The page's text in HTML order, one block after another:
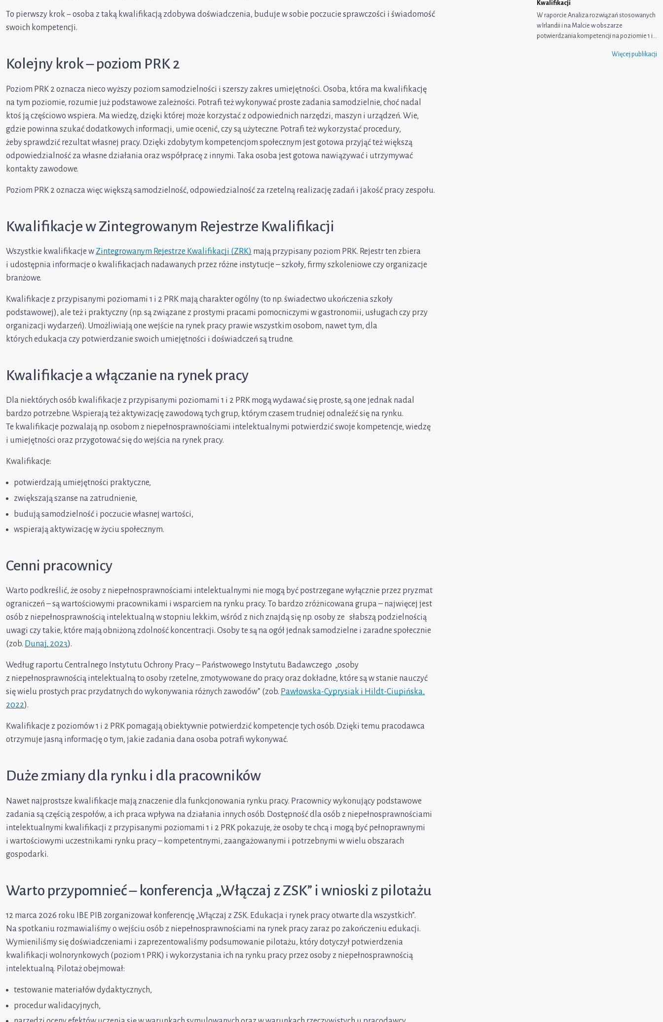
To pierwszy krok − osoba z taką kwalifikacją zdobywa doświadczenia, buduje w sobie poczucie sprawczości i świadomość
swoich kompetencji.
Kolejny krok – poziom PRK 2
Poziom PRK 2 oznacza nieco wyższy poziom samodzielności i szerszy zakres umiejętności. Osoba, która ma kwalifikację
na tym poziomie, rozumie już podstawowe zależności. Potrafi też wykonywać proste zadania samodzielnie, choć nadal
ktoś ją częściowo wspiera. Ma wiedzę, dzięki której może korzystać z odpowiednich narzędzi, maszyn i urządzeń. Wie,
gdzie powinna szukać dodatkowych informacji, umie ocenić, czy są użyteczne. Potrafi też wykorzystać procedury,
żeby sprawdzić rezultat własnej pracy. Dzięki zdobytym kompetencjom społecznym jest gotowa przyjąć też większą
odpowiedzialność za własne działania oraz współpracę z innymi. Taka osoba jest gotowa nawiązywać i utrzymywać
kontakty zawodowe.
Poziom PRK 2 oznacza więc większą samodzielność, odpowiedzialność za rzetelną realizację zadań i jakość pracy zespołu.
Kwalifikacje w Zintegrowanym Rejestrze Kwalifikacji
Wszystkie kwalifikacje w Zintegrowanym Rejestrze Kwalifikacji (ZRK) mają przypisany poziom PRK. Rejestr ten zbiera
i udostępnia informacje o kwalifikacjach nadawanych przez różne instytucje – szkoły, firmy szkoleniowe czy organizacje
branżowe.
Kwalifikacje z przypisanymi poziomami 1 i 2 PRK mają charakter ogólny (to np. świadectwo ukończenia szkoły
podstawowej), ale też i praktyczny (np. są związane z prostymi pracami pomocniczymi w gastronomii, usługach czy przy
organizacji wydarzeń). Umożliwiają one wejście na rynek pracy prawie wszystkim osobom, nawet tym, dla
których edukacja czy potwierdzanie swoich umiejętności i doświadczeń są trudne.
Kwalifikacje a włączanie na rynek pracy
Dla niektórych osób kwalifikacje z przypisanymi poziomami 1 i 2 PRK mogą wydawać się proste, są one jednak nadal
bardzo potrzebne. Wspierają też aktywizację zawodową tych grup, którym czasem trudniej odnaleźć się na rynku.
Te kwalifikacje pozwalają np. osobom z niepełnosprawnościami intelektualnymi potwierdzić swoje kompetencje, wiedzę
i umiejętności oraz przygotować się do wejścia na rynek pracy.
Kwalifikacje:
potwierdzają umiejętności praktyczne,
zwiększają szanse na zatrudnienie,
budują samodzielność i poczucie własnej wartości,
wspierają aktywizację w życiu społecznym.
Cenni pracownicy
Warto podkreślić, że osoby z niepełnosprawnościami intelektualnymi nie mogą być postrzegane wyłącznie przez pryzmat
ograniczeń – są wartościowymi pracownikami i wsparciem na rynku pracy. To bardzo zróżnicowana grupa – najwięcej jest
osób z niepełnosprawnością intelektualną w stopniu lekkim, wśród z nich znajdą się np. osoby ze słabszą podzielnością
uwagi czy takie, które mają obniżoną zdolność koncentracji. Osoby te są na ogół jednak samodzielne i zaradne społecznie
(zob. Dunaj, 2023).
Według raportu Centralnego Instytutu Ochrony Pracy – Państwowego Instytutu Badawczego „osoby
z niepełnosprawnością intelektualną to osoby rzetelne, zmotywowane do pracy oraz dokładne, które są w stanie nauczyć
się wielu prostych prac przydatnych do wykonywania różnych zawodów” (zob. Pawłowska-Cyprysiak i Hildt-Ciupińska,
2022).
Kwalifikacje z poziomów 1 i 2 PRK pomagają obiektywnie potwierdzić kompetencje tych osób. Dzięki temu pracodawca
otrzymuje jasną informację o tym, jakie zadania dana osoba potrafi wykonywać.
Duże zmiany dla rynku i dla pracowników
Nawet najprostsze kwalifikacje mają znaczenie dla funkcjonowania rynku pracy. Pracownicy wykonujący podstawowe
zadania są częścią zespołów, a ich praca wpływa na działania innych osób. Dostępność dla osób z niepełnosprawnościami
intelektualnymi kwalifikacji z przypisanymi poziomami 1 i 2 PRK pokazuje, że osoby te chcą i mogą być pełnoprawnymi
i wartościowymi uczestnikami rynku pracy – kompetentnymi, zaangażowanymi i potrzebnymi w wielu obszarach
gospodarki.
Warto przypomnieć – konferencja „Włączaj z ZSK” i wnioski z pilotażu
12 marca 2026 roku IBE PIB zorganizował konferencję „Włączaj z ZSK. Edukacja i rynek pracy otwarte dla wszystkich”.
Na spotkaniu rozmawialiśmy o wejściu osób z niepełnosprawnościami na rynek pracy zaraz po zakończeniu edukacji.
Wymieniliśmy się doświadczeniami i zaprezentowaliśmy podsumowanie pilotażu, który dotyczył potwierdzenia
kwalifikacji wolnorynkowych (poziom 1 PRK) i wykorzystania ich na rynku pracy przez osoby z niepełnosprawnością
intelektualną. Pilotaż obejmował:
testowanie materiałów dydaktycznych,
procedur walidacyjnych,
Kwalifikacji
W raporcie Analiza rozwiązań stosowanych
w Irlandii i na Malcie w obszarze
potwierdzania kompetencji na poziomie 1 i…
Więcej publikacji